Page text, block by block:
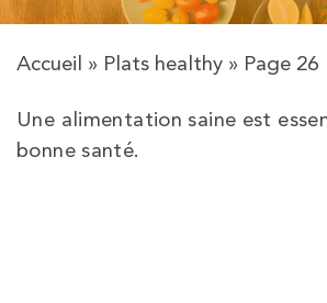
Accueil » Plats healthy » Page 26
Une alimentation saine est
bonne santé.